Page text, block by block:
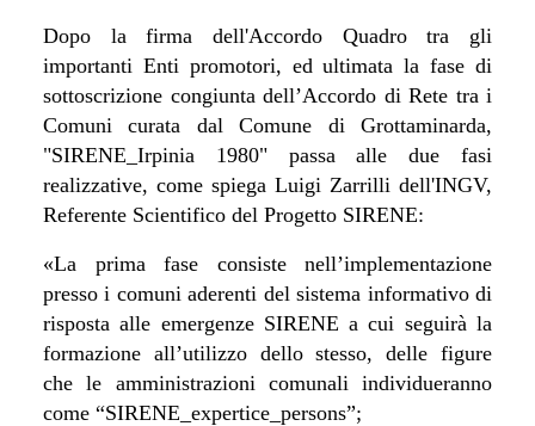
Dopo la firma dell'Accordo Quadro tra gli
importanti Enti promotori, ed ultimata la fase di
sottoscrizione congiunta dell’Accordo di Rete tra i
Comuni curata dal Comune di Grottaminarda,
"SIRENE_Irpinia 1980" passa alle due fasi
realizzative, come spiega Luigi Zarrilli dell'INGV,
Referente Scientifico del Progetto SIRENE:
«La prima fase consiste nell’implementazione
presso i comuni aderenti del sistema informativo di
risposta alle emergenze SIRENE a cui seguirà la
formazione all’utilizzo dello stesso, delle figure
che le amministrazioni comunali individueranno
come “SIRENE_expertice_persons”;